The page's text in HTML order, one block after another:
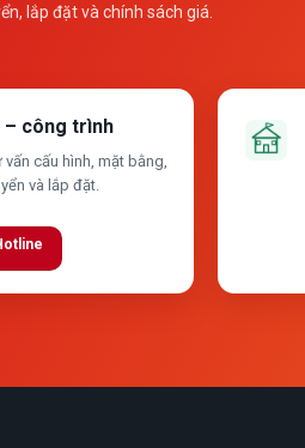
lắp đặt và chính sách giá.
– công trình
vấn cấu hình, mặt bằng,
và lắp đặt.